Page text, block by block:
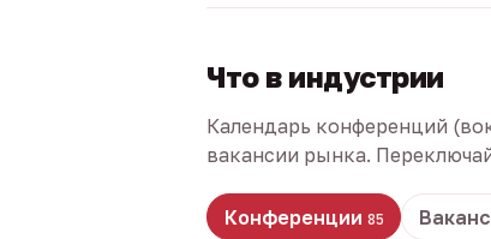
Что в индустрии
Календарь конференций
вакансии рынка.
Конференции 85